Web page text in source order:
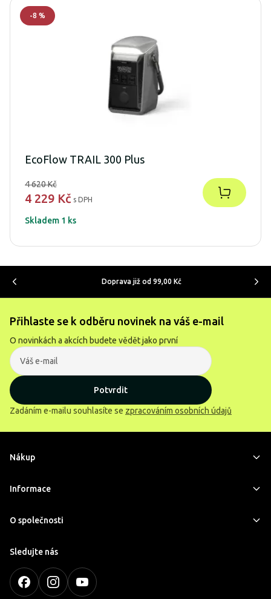
-8 %
EcoFlow TRAIL 300 Plus
4 620 Kč
4 229 Kč s DPH
Skladem 1 ks
Doprava již od 99,00 Kč
Přihlaste se k odběru novinek na váš e-mail
O novinkách a akcích budete vědět jako první
Potvrdit
Zadáním e-mailu souhlasíte se zpracováním osobních údajů
Nákup
Informace
O společnosti
Sledujte nás